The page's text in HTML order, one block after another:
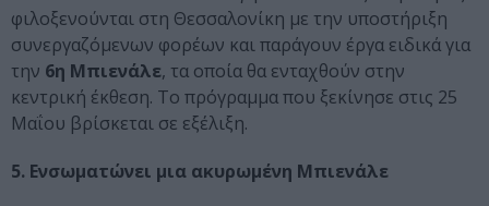
φιλοξενούνται στη Θεσσαλονίκη με την υποστήριξη
συνεργαζόμενων φορέων και παράγουν έργα ειδικά για
την 6η Μπιενάλε, τα οποία θα ενταχθούν στην
κεντρική έκθεση. Το πρόγραμμα που ξεκίνησε στις 25
Μαΐου βρίσκεται σε εξέλιξη.
5. Ενσωματώνει μια ακυρωμένη Μπιενάλε